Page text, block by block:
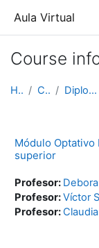
Aula Virtual
Course
Home Courses Diplomaturas ArTEC
Módulo Optativo
superior
Profesor:
Profesor:Víctor
Profesor: